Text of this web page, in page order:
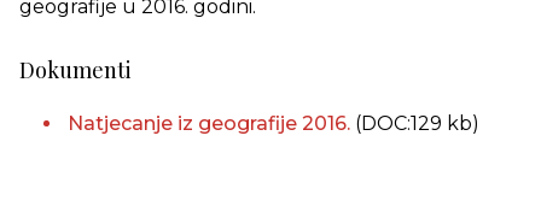
geografije u 2016. godini.
Dokumenti
Natjecanje iz geografije 2016. (DOC:129 kb)